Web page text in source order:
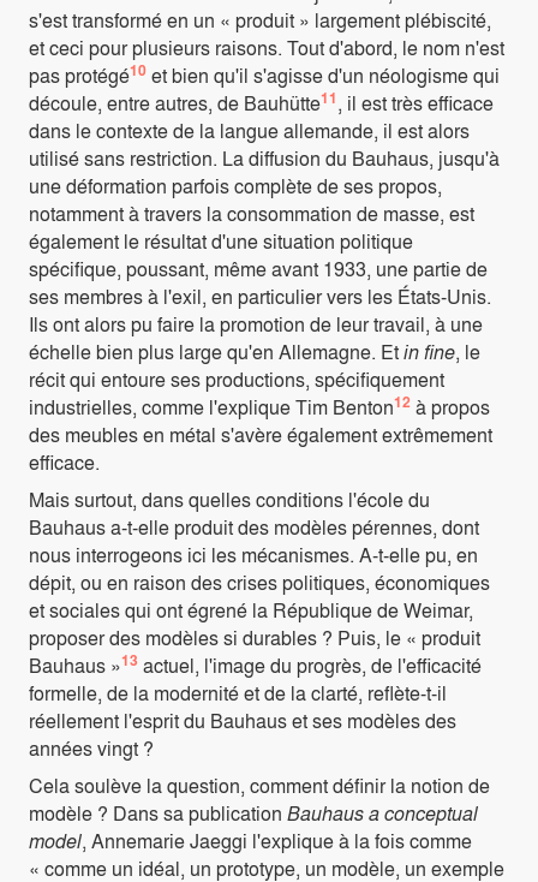
s'est transformé en un « produit » largement plébiscité,
et ceci pour plusieurs raisons. Tout d'abord, le nom n'est
pas protégé10 et bien qu'il s'agisse d'un néologisme qui
découle, entre autres, de Bauhütte11, il est très efficace
dans le contexte de la langue allemande, il est alors
utilisé sans restriction. La diffusion du Bauhaus, jusqu'à
une déformation parfois complète de ses propos,
notamment à travers la consommation de masse, est
également le résultat d'une situation politique
spécifique, poussant, même avant 1933, une partie de
ses membres à l'exil, en particulier vers les États-Unis.
Ils ont alors pu faire la promotion de leur travail, à une
échelle bien plus large qu'en Allemagne. Etin fine, le
récit qui entoure ses productions, spécifiquement
industrielles, comme l'explique Tim Benton12 à propos
des meubles en métal s'avère également extrêmement
efficace.
Mais surtout, dans quelles conditions l'école du
Bauhaus a-t-elle produit des modèles pérennes, dont
nous interrogeons ici les mécanismes. A-t-elle pu, en
dépit, ou en raison des crises politiques, économiques
et sociales qui ont égrené la République de Weimar,
proposer des modèles si durables ? Puis, le « produit
Bauhaus »13 actuel, l'image du progrès, de l'efficacité
formelle, de la modernité et de la clarté, reflète-t-il
réellement l'esprit du Bauhaus et ses modèles des
années vingt ?
Cela soulève la question, comment définir la notion de
modèle ? Dans sa publication Bauhaus a conceptual
model, Annemarie Jaeggi l'explique à la fois comme
« comme un idéal, un prototype, un modèle, un exemple